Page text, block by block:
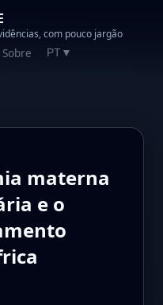
com pouco jargão
Sobre PT ▼
materna
e o